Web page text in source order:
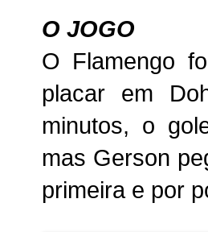
O JOGO
O Flamengo
placar em
minutos, o
mas Gerson
primeira e por